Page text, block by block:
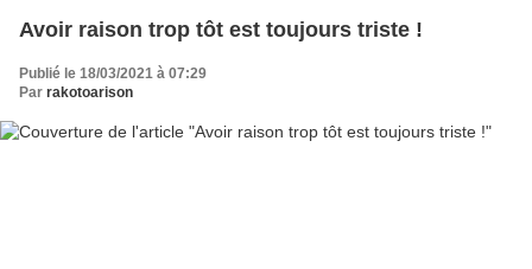
Avoir raison trop tôt est toujours triste !
Publié le 18/03/2021 à 07:29
Par rakotoarison